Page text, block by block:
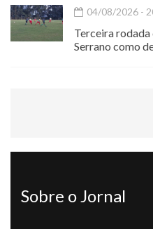
04/08/2026 -
Terceira
Serrano como
Sobre o Jornal